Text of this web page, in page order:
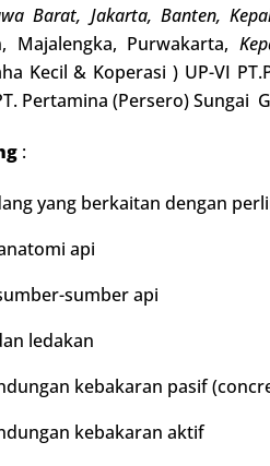
Barat, Jakarta, Banten,
Majalengka, Purwakarta,
Kecil & Koperasi ) UP-VI
Pertamina (Persero) Sungai
:
yang berkaitan dengan
api
sumber api
ledakan
kebakaran pasif
kebakaran aktif